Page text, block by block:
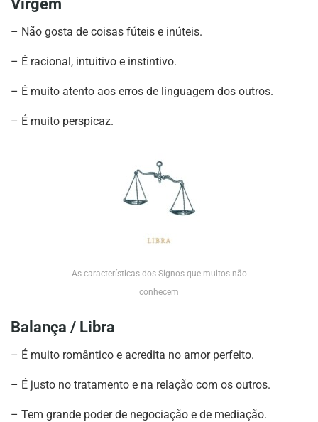
Virgem
– Não gosta de coisas fúteis e inúteis.
– É racional, intuitivo e instintivo.
– É muito atento aos erros de linguagem dos outros.
– É muito perspicaz.
As características dos Signos que muitos não
conhecem
Balança / Libra
– É muito romântico e acredita no amor perfeito.
– É justo no tratamento e na relação com os outros.
– Tem grande poder de negociação e de mediação.